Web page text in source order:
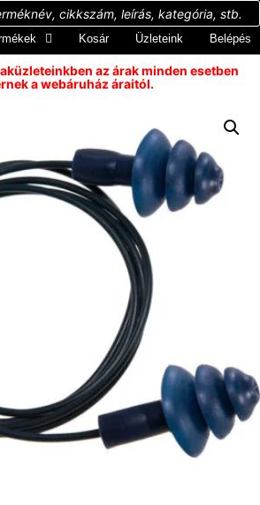
Kosár Üzleteink Belépés
az árak minden esetben
a webáruház áraitól.